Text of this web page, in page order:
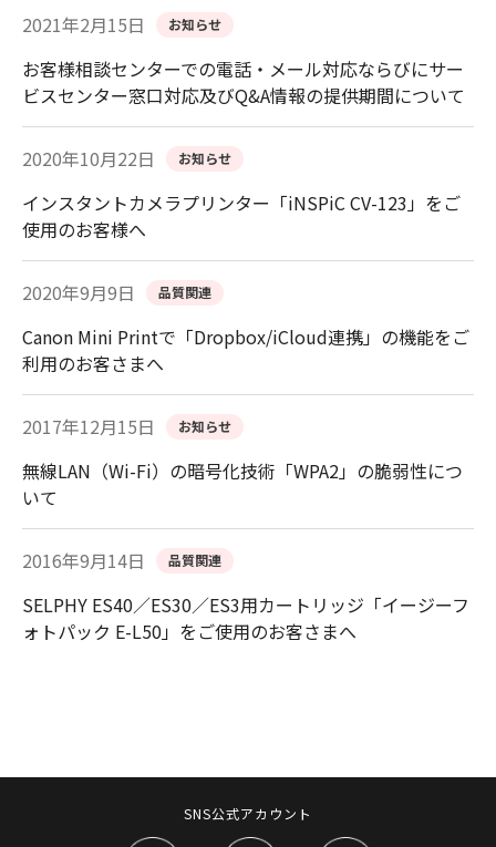
2021年2月15日 お知らせ
お客様相談センターでの電話・メール対応ならびにサー
ビスセンター窓口対応及びQ&A情報の提供期間について
2020年10月22日 お知らせ
インスタントカメラプリンター「iNSPiC CV-123」をご
使用のお客様へ
2020年9月9日 品質関連
Canon Mini Printで「Dropbox/iCloud連携」の機能をご
利用のお客さまへ
2017年12月15日 お知らせ
無線LAN（Wi-Fi）の暗号化技術「WPA2」の脆弱性につ
いて
2016年9月14日 品質関連
SELPHY ES40／ES30／ES3用カートリッジ「イージーフ
ォトパック E-L50」をご使用のお客さまへ
SNS公式アカウント